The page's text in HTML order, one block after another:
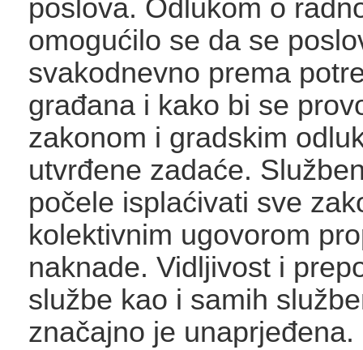
poslova. Odlukom o
omogućilo se da se
svakodnevno prema
građana i kako bi se
zakonom i gradskim
utvrđene zadaće.
počele isplaćivati sve
kolektivnim ugovorom
naknade. Vidljivost i
službe kao i samih
značajno je unaprjeđena.